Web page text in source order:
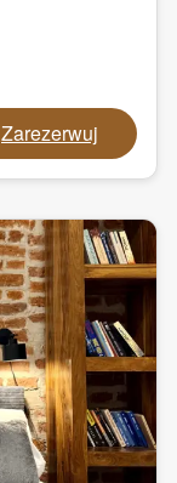
Zarezerwuj